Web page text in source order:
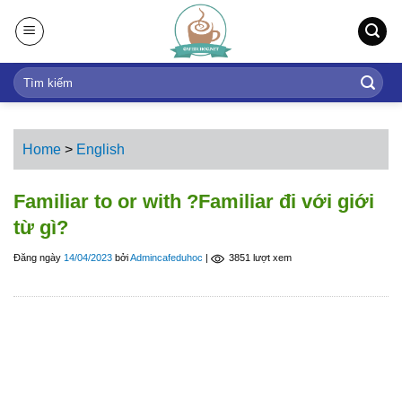
t
Home > English
Familiar to or with ?Familiar đi với giới
từ gì?
Đăng ngày 14/04/2023 bởiAdmincafeduhoc | 3851 lượt xem